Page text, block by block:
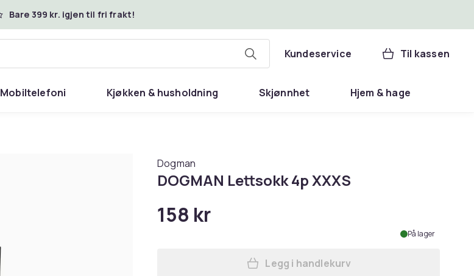
Bare 399 kr. igjen til fri frakt!
Kundeservice Til kassen
Mobiltelefoni Kjøkken & husholdning Skjønnhet Hjem & hage
Dogman
DOGMAN Lettsokk 4p XXXS
158 kr
På lager
Legg DOGMAN Lettsokk 4p XXXS i
Legg i handlekurv